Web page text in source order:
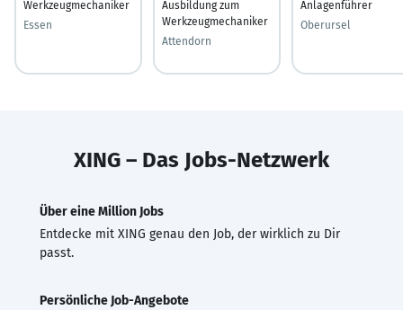
Werkzeugmechaniker
Essen
Ausbildung zum
Werkzeugmechaniker
Attendorn
Anlagenführer
Oberursel
XING – Das Jobs-Netzwerk
Über eine Million Jobs
Entdecke mit XING genau den Job, der wirklich zu Dir
passt.
Persönliche Job-Angebote